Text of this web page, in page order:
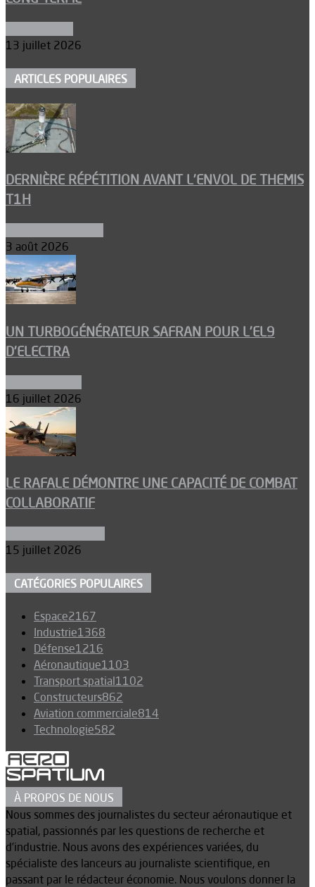
13 juillet 2026
ARTICLES POPULAIRES
DERNIÈRE RÉPÉTITION AVANT L’ENVOL DE THEMIS
T1H
3 août 2026
UN TURBOGÉNÉRATEUR SAFRAN POUR L’EL9
D’ELECTRA
16 juillet 2026
LE RAFALE DÉMONTRE UNE CAPACITÉ DE COMBAT
COLLABORATIF
15 juillet 2026
CATÉGORIES POPULAIRES
Espace2167
Industrie1368
Défense1216
Aéronautique1103
Transport spatial1102
Constructeurs862
Aviation commerciale814
Technologie582
À PROPOS DE NOUS
Nous sommes des journalistes du secteur aéronautique et
spatial, passionnés par les questions de recherche et
d’industrie. Nous avons des expériences variées, du
spécialiste des lanceurs au journaliste scientifique, en
passant par le rédacteur économie. Nous voulons donner la